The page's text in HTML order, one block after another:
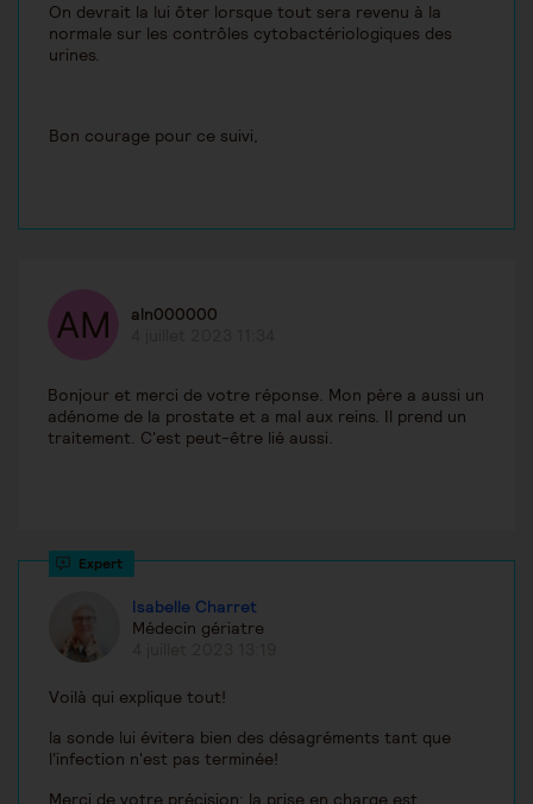
On devrait la lui ôter lorsque tout sera revenu à la
normale sur les contrôles cytobactériologiques des
urines.
Bon courage pour ce suivi,
aln000000
Bonjour et merci de votre réponse. Mon père a aussi un
adénome de la prostate et a mal aux reins. Il prend un
traitement. C'est peut-être lié aussi.
Isabelle Charret
Médecin gériatre
Voilà qui explique tout!
la sonde lui évitera bien des désagréments tant que
l'infection n'est pas terminée!
Merci de votre précision: la prise en charge est